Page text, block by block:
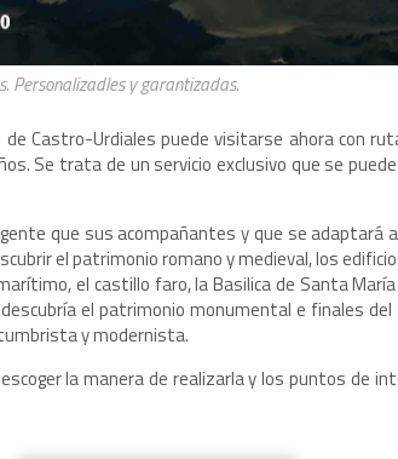
Personalizadles y garantizadas.
Castro-Urdiales puede visitarse ahora con
Se trata de un servicio exclusivo que se
que sus acompañantes y que se adaptará
el patrimonio romano y medieval, los
el castillo faro, la Basilica de Santa
el patrimonio monumental e finales del
y modernista.
la manera de realizarla y los puntos de